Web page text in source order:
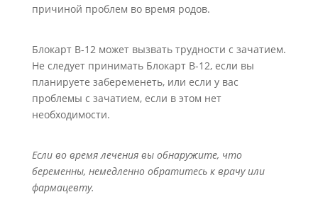
причиной проблем во время родов.
Блокарт В-12 может вызвать трудности с зачатием.
Не следует принимать Блокарт В-12, если вы
планируете забеременеть, или если у вас
проблемы с зачатием, если в этом нет
необходимости.
Если во время лечения вы обнаружите, что
беременны, немедленно обратитесь к врачу или
фармацевту.